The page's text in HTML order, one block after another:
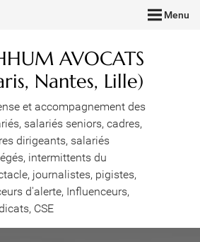
Menu
AVOCATS
Nantes, Lille)
et accompagnement des
salariés seniors, cadres,
dirigeants, salariés
intermittents du
journalistes, pigistes,
d'alerte, Influenceurs,
CSE